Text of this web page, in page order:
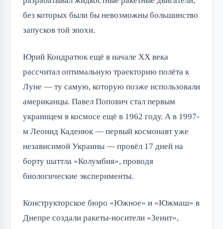
без которых были бы невозможны большинство
запусков той эпохи.
Юрий Кондратюк ещё в начале XX века
рассчитал оптимальную траекторию полёта к
Луне — ту самую, которую позже использовали
американцы. Павел Попович стал первым
украинцем в космосе ещё в 1962 году. А в 1997-
м Леонид Каденюк — первый космонавт уже
независимой Украины — провёл 17 дней на
борту шаттла «Колумбия», проводя
биологические эксперименты.
Конструкторское бюро «Южное» и «Южмаш» в
Днепре создали ракеты-носители «Зенит»,